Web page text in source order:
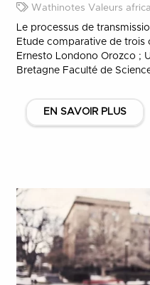
Wathinotes Valeurs
Le processus de
Etude comparative de trois
Ernesto Londono Orozco ;
Bretagne Faculté de
EN SAVOIR PLUS